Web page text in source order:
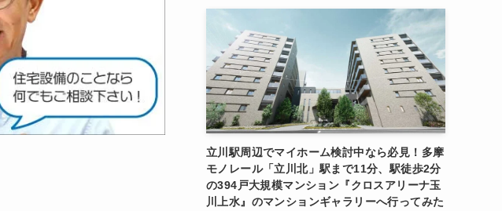
立川駅周辺でマイホーム検討中なら必見！多摩
モノレール「立川北」駅まで11分、駅徒歩2分
の394戸大規模マンション『クロスアリーナ玉
川上水』のマンションギャラリーへ行ってみた